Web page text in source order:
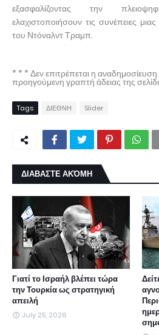
εξασφαλίζοντας την
ελαχιστοποιήσουν τις συνέπειες
του Ντόναλντ Τραμπ.
* * * Δεν επιτρέπεται η
προηγούμενη γραπτή άδειας της
Tags ΔΙΕΘΝΗ Slider
ΔΙΑΒΑΣΤΕ ΑΚΌΜΗ
Γιατί το Ισραήλ βλέπει τώρα
την Τουρκία ως στρατηγική
απειλή
July 25, 2026